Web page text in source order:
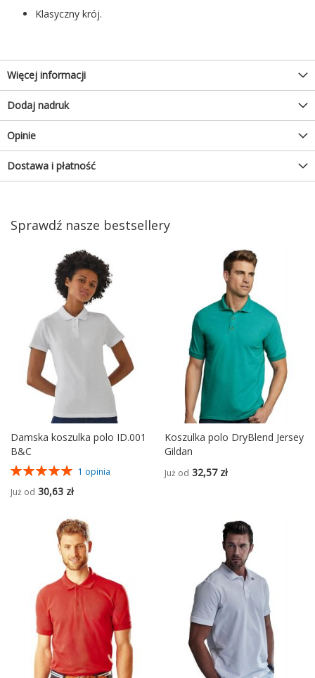
Klasyczny krój.
Więcej informacji
Dodaj nadruk
Opinie
Dostawa i płatność
Sprawdź nasze bestsellery
Damska koszulka polo ID.001
B&C
Ocena:
1 opinia
Już od 30,63 zł
Koszulka polo DryBlend Jersey
Gildan
Już od 32,57 zł